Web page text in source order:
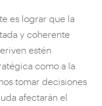
es lograr que la
y coherente
estén
como a la
tomar decisiones
afectarán el